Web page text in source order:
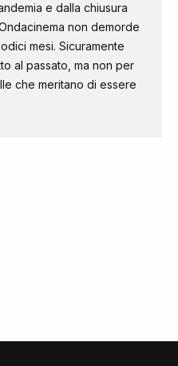
e dalla chiusura
non demorde
mesi. Sicuramente
al passato, ma non per
che meritano di essere